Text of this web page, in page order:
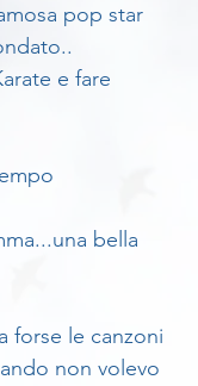
pop star
e fare
bella
forse le canzoni
non volevo